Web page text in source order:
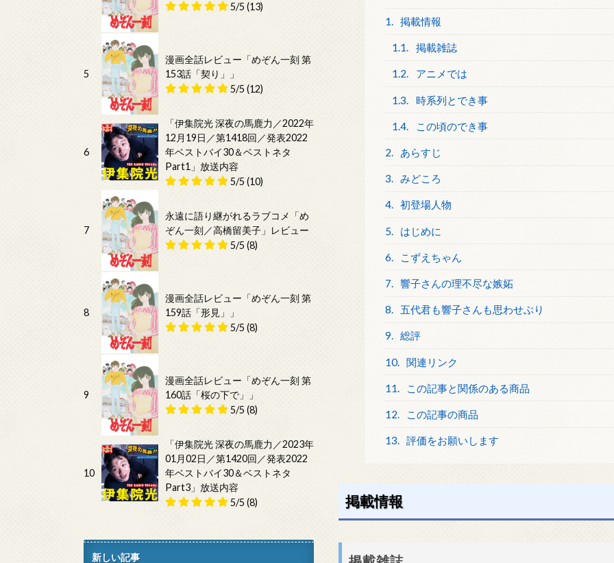
1. 掲載情報
1.1. 掲載雑誌
1.2. アニメでは
1.3. 時系列とでき事
1.4. この頃のでき事
2. あらすじ
3. みどころ
4. 初登場人物
5. はじめに
6. こずえちゃん
7. 響子さんの理不尽な嫉妬
8. 五代君も響子さんも思わせぶり
9. 総評
10. 関連リンク
11. この記事と関係のある商品
12. この記事の商品
13. 評価をお願いします
掲載情報
5/5 (13)
5
漫画全話レビュー「めぞん一刻 第
153話「契り」」
5/5 (12)
6
「伊集院光 深夜の馬鹿力／2022年
12月19日／第1418回／発表2022
年ベストバイ30＆ベストネタ
Part1」放送内容
5/5 (10)
7
永遠に語り継がれるラブコメ「め
ぞん一刻／高橋留美子」レビュー
5/5 (8)
8
漫画全話レビュー「めぞん一刻 第
159話「形見」」
5/5 (8)
9
漫画全話レビュー「めぞん一刻 第
160話「桜の下で」」
5/5 (8)
10
「伊集院光 深夜の馬鹿力／2023年
01月02日／第1420回／発表2022
年ベストバイ30＆ベストネタ
Part3」放送内容
5/5 (8)
新しい記事